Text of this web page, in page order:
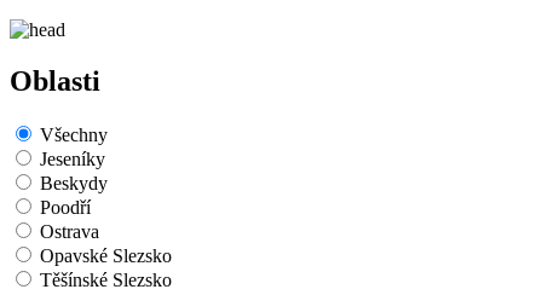
Oblasti
Všechny
Jeseníky
Beskydy
Poodří
Ostrava
Opavské Slezsko
Těšínské Slezsko